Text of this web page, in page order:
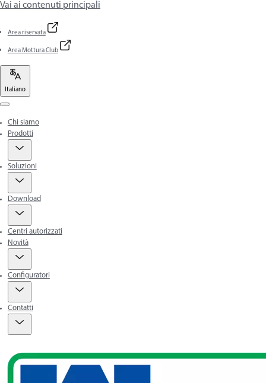
Vai ai contenuti principali
Area riservata
Area Mottura Club
Italiano
Chi siamo
Prodotti
Soluzioni
Download
Centri autorizzati
Novità
Configuratori
Contatti